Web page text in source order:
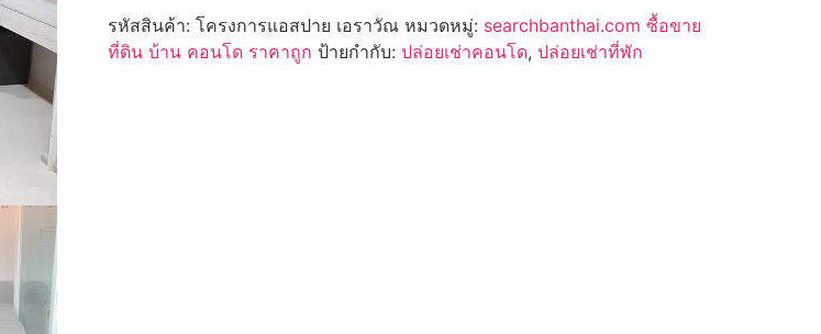
รหัสสินค้า: โครงการแอสปาย เอราวัณ หมวดหมู่: searchbanthai.com ซื้อขาย
ที่ดิน บ้าน คอนโด ราคาถูก ป้ายกำกับ: ปล่อยเช่าคอนโด, ปล่อยเช่าที่พัก